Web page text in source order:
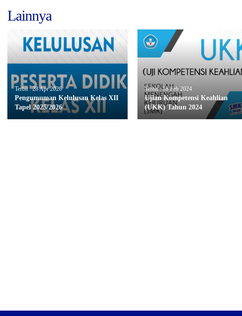
Lainnya
Terbit : 28 Apr 2026
Pengumuman Kelulusan Kelas XII
Tapel 2025/2026
Terbit : 18 Feb 2024
Ujian Kompetensi Keahlian
(UKK) Tahun 2024